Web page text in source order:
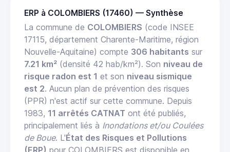
ERP à COLOMBIERS (17460) — Synthèse
La commune de COLOMBIERS (code INSEE
17115, département Charente-Maritime, région
Nouvelle-Aquitaine) compte 306 habitants sur
7.21 km² (densité 42 hab/km²). Son niveau de
risque radon est 1 et son niveau sismique
est 2. Aucun plan de prévention des risques
(PPR) n'est actif sur cette commune. Depuis
1983, 11 arrêtés CATNAT ont été publiés,
principalement liés à Inondations et/ou Coulées
de Boue. L'État des Risques et Pollutions
(ERP) pour COLOMBIERS est disponible en